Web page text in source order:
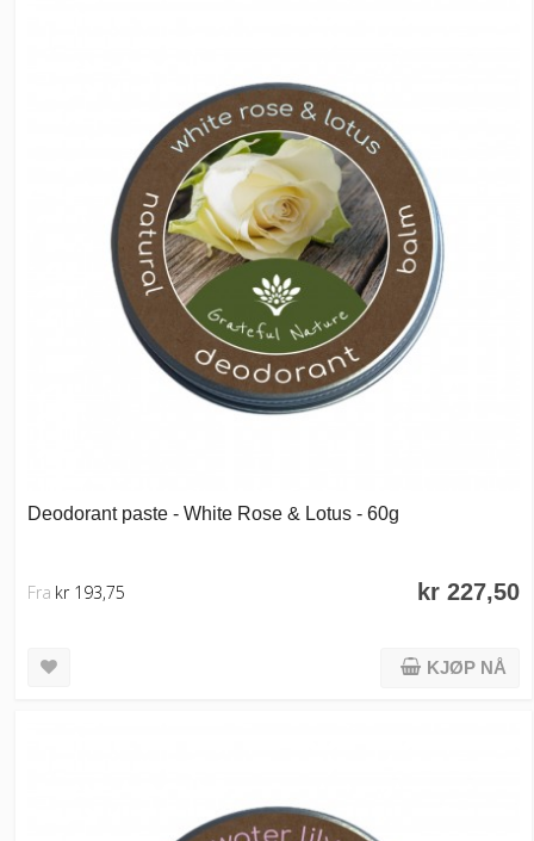
Deodorant paste - White Rose & Lotus - 60g
kr 227,50
Fra kr 193,75
KJØP NÅ